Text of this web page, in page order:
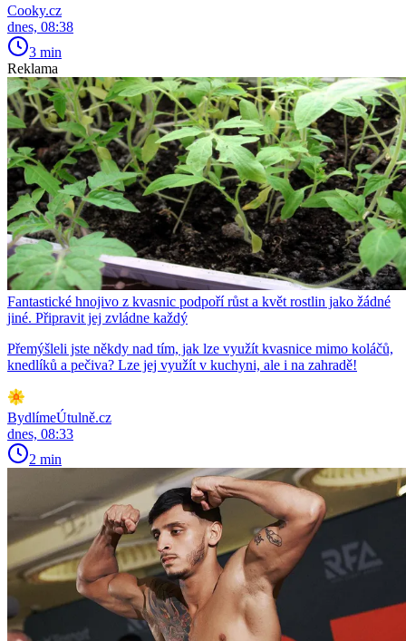
Cooky.cz
dnes, 08:38
3 min
Reklama
Fantastické hnojivo z kvasnic podpoří růst a květ rostlin jako žádné
jiné. Připravit jej zvládne každý
Přemýšleli jste někdy nad tím, jak lze využít kvasnice mimo koláčů,
knedlíků a pečiva? Lze jej využít v kuchyni, ale i na zahradě!
BydlímeÚtulně.cz
dnes, 08:33
2 min